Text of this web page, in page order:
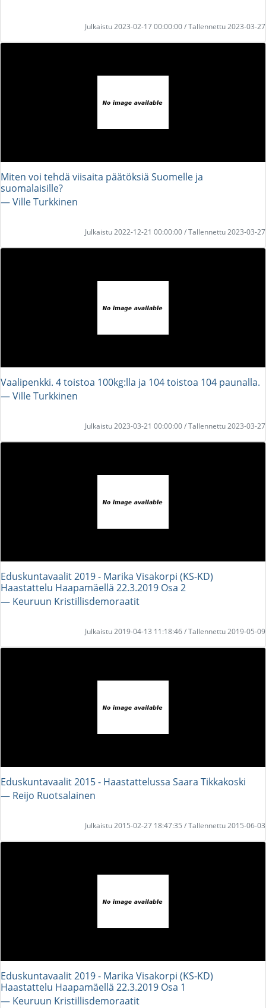
Julkaistu 2023-02-17 00:00:00 / Tallennettu 2023-03-27
Miten voi tehdä viisaita päätöksiä Suomelle ja
suomalaisille?
― Ville Turkkinen
Julkaistu 2022-12-21 00:00:00 / Tallennettu 2023-03-27
Vaalipenkki. 4 toistoa 100kg:lla ja 104 toistoa 104 paunalla.
― Ville Turkkinen
Julkaistu 2023-03-21 00:00:00 / Tallennettu 2023-03-27
Eduskuntavaalit 2019 - Marika Visakorpi (KS-KD)
Haastattelu Haapamäellä 22.3.2019 Osa 2
― Keuruun Kristillisdemoraatit
Julkaistu 2019-04-13 11:18:46 / Tallennettu 2019-05-09
Eduskuntavaalit 2015 - Haastattelussa Saara Tikkakoski
― Reijo Ruotsalainen
Julkaistu 2015-02-27 18:47:35 / Tallennettu 2015-06-03
Eduskuntavaalit 2019 - Marika Visakorpi (KS-KD)
Haastattelu Haapamäellä 22.3.2019 Osa 1
― Keuruun Kristillisdemoraatit